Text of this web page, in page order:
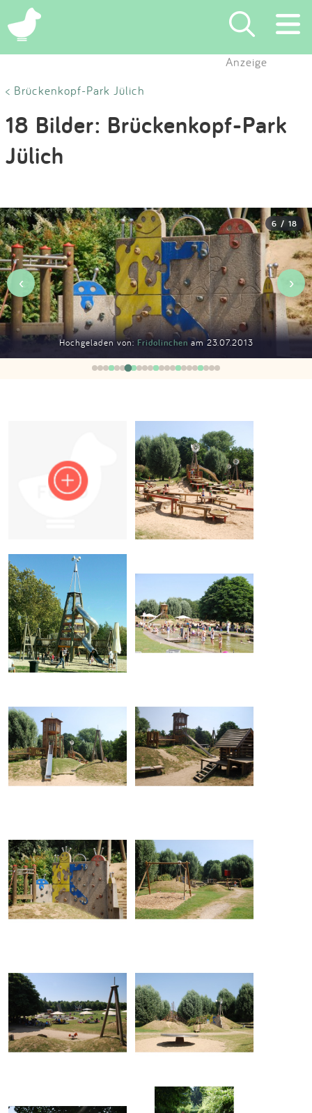
×
Suchen
Eintragen
Blog
Partner
Kontakt
Impressum
Anmelden
Anzeige
< Brückenkopf-Park Jülich
18 Bilder: Brückenkopf-Park
Jülich
Hochgeladen von: Fridolinchen am 23.07.2013
6 / 18
‹ ›